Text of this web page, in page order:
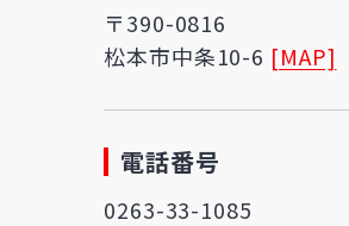
〒390-0816
松本市中条10-6 [MAP]
電話番号
0263-33-1085